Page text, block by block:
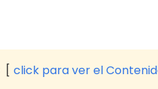
click para ver el